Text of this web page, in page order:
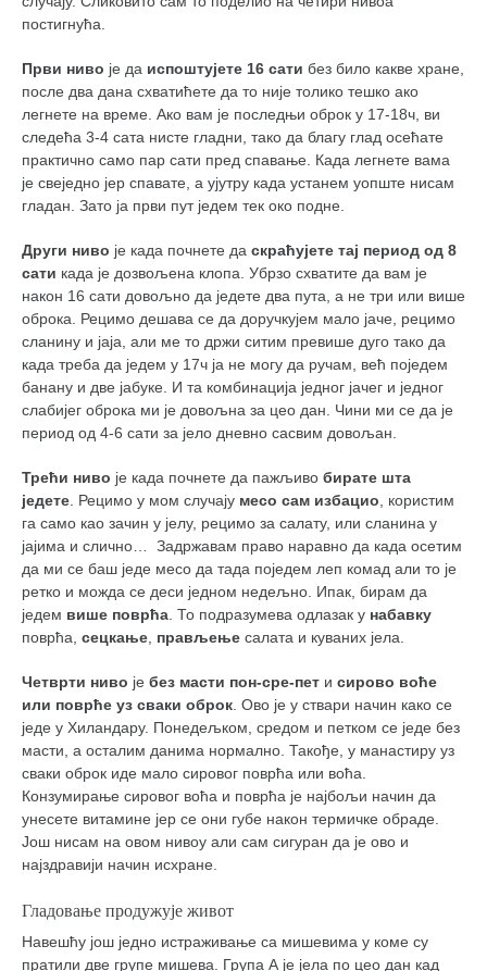
постигнућа.
Први ниво је да испоштујете 16 сати без било какве хране,
после два дана схватићете да то није толико тешко ако
легнете на време. Ако вам је последњи оброк у 17-18ч, ви
следећа 3-4 сата нисте гладни, тако да благу глад осећате
практично само пар сати пред спавање. Када легнете вама
је свеједно јер спавате, а ујутру када устанем уопште нисам
гладан. Зато ја први пут једем тек око подне.
Други ниво је када почнете да скраћујете тај период од 8
сати када је дозвољена клопа. Убрзо схватите да вам је
након 16 сати довољно да једете два пута, а не три или више
оброка. Рецимо дешава се да доручкујем мало јаче, рецимо
сланину и јаја, али ме то држи ситим превише дуго тако да
када треба да једем у 17ч ја не могу да ручам, већ поједем
банану и две јабуке. И та комбинација једног јачег и једног
слабијег оброка ми је довољна за цео дан. Чини ми се да је
период од 4-6 сати за јело дневно сасвим довољан.
Трећи ниво је када почнете да пажљиво бирате шта
једете. Рецимо у мом случају месо сам избацио, користим
га само као зачин у јелу, рецимо за салату, или сланина у
јајима и слично… Задржавам право наравно да када осетим
да ми се баш једе месо да тада поједем леп комад али то је
ретко и можда се деси једном недељно. Ипак, бирам да
једем више поврћа. То подразумева одлазак у набавку
поврћа, сецкање, прављење салата и куваних јела.
Четврти ниво је без масти пон-сре-пет и сирово воће
или поврће уз сваки оброк. Ово је у ствари начин како се
једе у Хиландару. Понедељком, средом и петком се једе без
масти, а осталим данима нормално. Такође, у манастиру уз
сваки оброк иде мало сировог поврћа или воћа.
Конзумирање сировог воћа и поврћа је најбољи начин да
унесете витамине јер се они губе након термичке обраде.
Још нисам на овом нивоу али сам сигуран да је ово и
најздравији начин исхране.
Гладовање продужује живот
Навешћу још једно истраживање са мишевима у коме су
пратили две групе мишева. Група А је јела по цео дан кад